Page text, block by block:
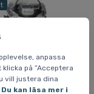
anpassa
på ”Acceptera
vill justera dina
Du kan läsa mer i